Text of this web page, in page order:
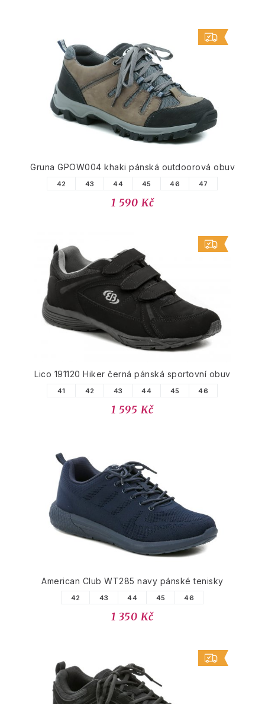
Gruna GPOW004 khaki pánská outdoorová obuv
42 43 44 45 46 47
1 590 Kč
Lico 191120 Hiker černá pánská sportovní obuv
41 42 43 44 45 46
1 595 Kč
American Club WT285 navy pánské tenisky
42 43 44 45 46
1 350 Kč